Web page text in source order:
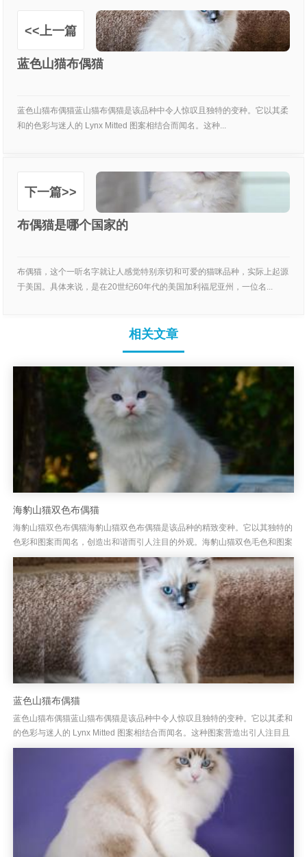
<<上一篇
蓝色山猫布偶猫
蓝色山猫布偶猫蓝山猫布偶猫是该品种中令人惊叹且独特的变种。它以其柔
和的色彩与迷人的 Lynx Mitted 图案相结合而闻名。这种...
下一篇>>
布偶猫是哪个国家的
布偶猫，这个一听名字就让人感觉特别亲切和可爱的猫咪品种，实际上起源
于美国。具体来说，是在20世纪60年代的美国加利福尼亚州，一位名...
相关文章
海豹山猫双色布偶猫
海豹山猫双色布偶猫海豹山猫双色布偶猫是该品种的精致变种。它以其独特的
色彩和图案而闻名，创造出和谐而引人注目的外观。海豹山猫双色毛色和图案
海豹山猫双色布娃娃的主要毛色是柔软的奶油色小鹿色或象牙色，包裹着...
蓝色山猫布偶猫
蓝色山猫布偶猫蓝山猫布偶猫是该品种中令人惊叹且独特的变种。它以其柔和
的色彩与迷人的 Lynx Mitted 图案相结合而闻名。这种图案营造出引人注目且
和谐的外观，使其与众不同。蓝色山猫手套外套颜色和图...